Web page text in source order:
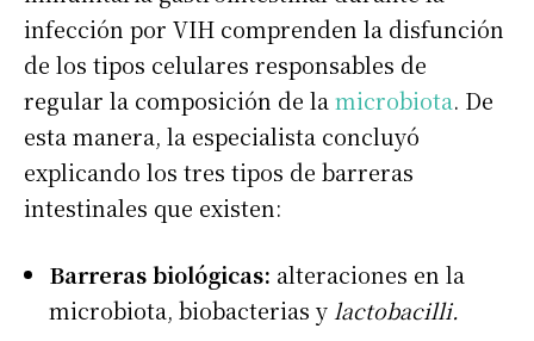
infección por VIH comprenden la disfunción
de los tipos celulares responsables de
regular la composición de la microbiota. De
esta manera, la especialista concluyó
explicando los tres tipos de barreras
intestinales que existen:
Barreras biológicas: alteraciones en la
microbiota, biobacterias y lactobacilli.